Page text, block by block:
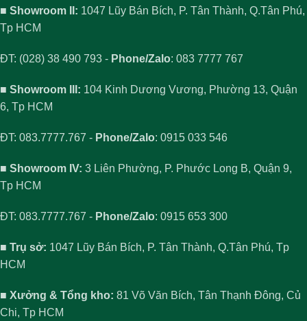
■ Showroom II: 1047 Lũy Bán Bích, P. Tân Thành, Q.Tân Phú,
Tp HCM
ĐT: (028) 38 490 793 - Phone/Zalo: 083 7777 767
■ Showroom III: 104 Kinh Dương Vương, Phường 13, Quận
6, Tp HCM
ĐT: 083.7777.767 - Phone/Zalo: 0915 033 546
■ Showroom IV: 3 Liên Phường, P. Phước Long B, Quận 9,
Tp HCM
ĐT: 083.7777.767 - Phone/Zalo: 0915 653 300
■ Trụ sở: 1047 Lũy Bán Bích, P. Tân Thành, Q.Tân Phú, Tp
HCM
■ Xưởng & Tổng kho: 81 Võ Văn Bích, Tân Thạnh Đông, Củ
Chi, Tp HCM